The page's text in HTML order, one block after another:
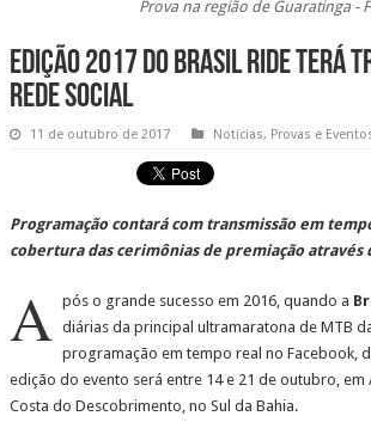
Prova na região de Guaratinga -
Edição 2017 do Brasil Ride terá
rede social
11 de outubro de 2017 Notícias, Provas e
Programação contará com transmissão em
cobertura das cerimônias de premiação através
A pós o grande sucesso em 2016, quando a
diárias da principal ultramaratona de MTB
programação em tempo real no Facebook,
edição do evento será entre 14 e 21 de outubro, em
Costa do Descobrimento, no Sul da Bahia.